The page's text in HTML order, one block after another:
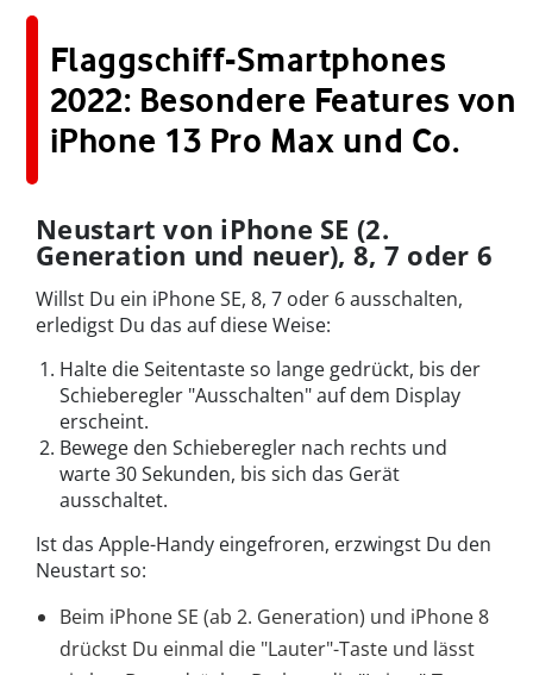
Flaggschiff-Smartphones
2022: Besondere Features von
iPhone 13 Pro Max und Co.
Neustart von iPhone SE (2.
Generation und neuer), 8, 7 oder 6
Willst Du ein iPhone SE, 8, 7 oder 6 ausschalten,
erledigst Du das auf diese Weise:
Halte die Seitentaste so lange gedrückt, bis der
Schieberegler "Ausschalten" auf dem Display
erscheint.
Bewege den Schieberegler nach rechts und
warte 30 Sekunden, bis sich das Gerät
ausschaltet.
Ist das Apple-Handy eingefroren, erzwingst Du den
Neustart so:
Beim iPhone SE (ab 2. Generation) und iPhone 8
drückst Du einmal die "Lauter"-Taste und lässt